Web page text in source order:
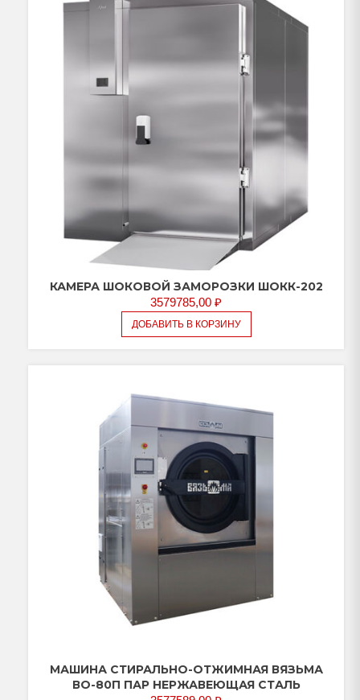
КАМЕРА ШОКОВОЙ ЗАМОРОЗКИ ШОКК-202
3579785,00 ₽
ДОБАВИТЬ В КОРЗИНУ
МАШИНА СТИРАЛЬНО-ОТЖИМНАЯ ВЯЗЬМА
ВО-80П ПАР НЕРЖАВЕЮЩАЯ СТАЛЬ